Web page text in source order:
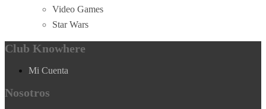
Video Games
Star Wars
Club Knowhere
Mi Cuenta
Nosotros